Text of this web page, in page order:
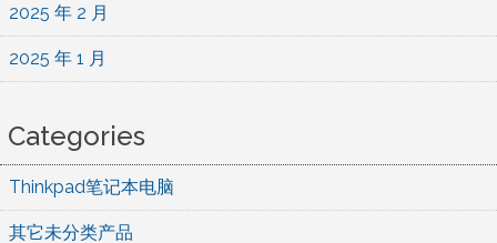
2025 年 2 月
2025 年 1 月
Categories
Thinkpad笔记本电脑
其它未分类产品